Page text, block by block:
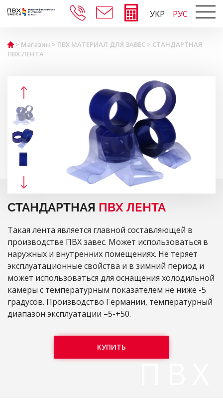
УКР РУС
> Магазин > ПВХ МАТЕРИАЛ ДЛЯ ЗАВЕС > СТАНДАРТНАЯ
ПВХ ЛЕНТА
СТАНДАРТНАЯ ПВХ ЛЕНТА
Такая лента является главной составляющей в
производстве ПВХ завес. Может использоваться в
наружных и внутренних помещениях. Не теряет
эксплуатационные свойства и в зимний период и
может использоваться для оснащения холодильной
камеры с температурным показателем не ниже -5
градусов. Производство Германии, температурный
диапазон эксплуатации –5-+50.
КУПИТЬ
ПВХ